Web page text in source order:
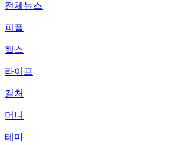
전체뉴스
피플
헬스
라이프
컬처
머니
테마